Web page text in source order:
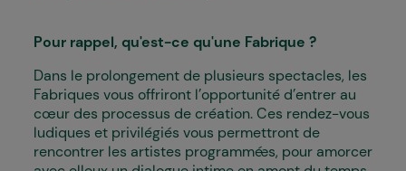
Pour rappel, qu'est-ce qu'une Fabrique ?
Dans le prolongement de plusieurs spectacles, les
Fabriques vous offriront l’opportunité d’entrer au
cœur des processus de création. Ces rendez-vous
ludiques et privilégiés vous permettront de
rencontrer les artistes programmé·es, pour amorcer